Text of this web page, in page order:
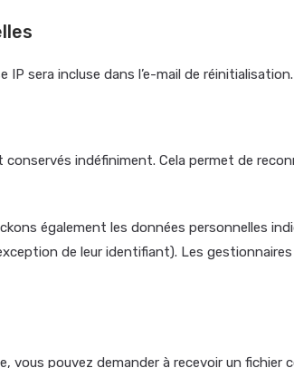
sera incluse dans l’e-mail de réinitialisation.
indéfiniment. Cela permet de
également les données personnelles
de leur identifiant). Les
vous pouvez demander à recevoir un